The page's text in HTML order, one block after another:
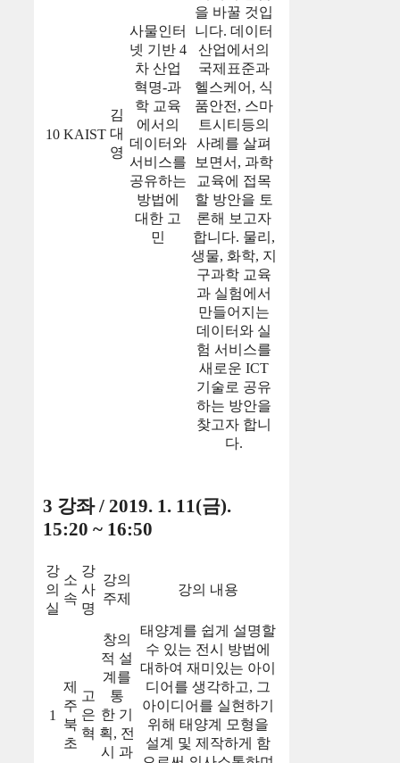
10 KAIST
김
대
영
사물인터
넷 기반 4
차 산업
혁명-과
학 교육
에서의
데이터와
서비스를
공유하는
방법에
대한 고
민
을 바꿀 것입
니다. 데이터
산업에서의
국제표준과
헬스케어, 식
품안전, 스마
트시티등의
사례를 살펴
보면서, 과학
교육에 접목
할 방안을 토
론해 보고자
합니다. 물리,
생물, 화학, 지
구과학 교육
과 실험에서
만들어지는
데이터와 실
험 서비스를
새로운 ICT
기술로 공유
하는 방안을
찾고자 합니
다.
3 강좌 / 2019. 1. 11(금).
15:20 ~ 16:50
강
의
실
소
속
강
사
명
강의
주제
강의 내용
1
제
주
북
초
고
은
혁
창의
적 설
계를
통
한 기
획, 전
시 과
태양계를 쉽게 설명할
수 있는 전시 방법에
대하여 재미있는 아이
디어를 생각하고, 그
아이디어를 실현하기
위해 태양계 모형을
설계 및 제작하게 함